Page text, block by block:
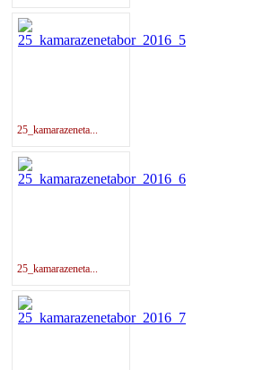
25_kamarazeneta...
25_kamarazeneta...